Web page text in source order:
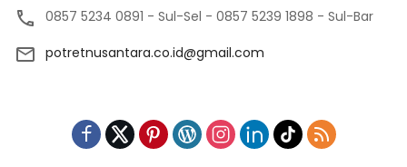
0857 5234 0891 - Sul-Sel - 0857 5239 1898 - Sul-Bar
potretnusantara.co.id@gmail.com